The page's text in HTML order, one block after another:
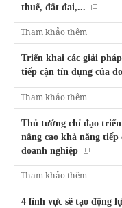
thuế, đất đai,...
Tham khảo thêm
Triển khai các giải
tiếp cận tín dụng của
Tham khảo thêm
Thủ tướng chỉ đạo
nâng cao khả năng
doanh nghiệp
Tham khảo thêm
4 lĩnh vực sẽ tạo động